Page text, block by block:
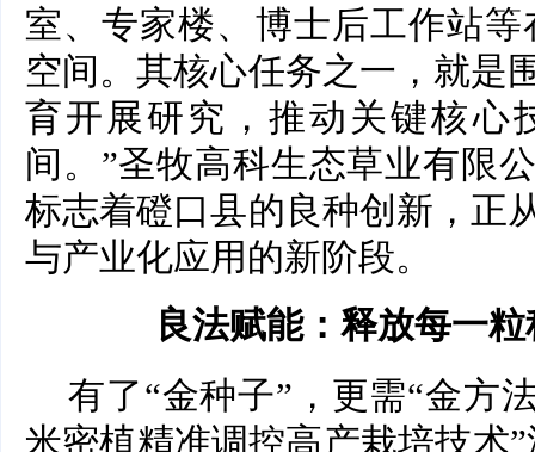
室、专家楼、博士后工作站
空间。其核心任务之一，就是
育开展研究，推动关键核心
间。”圣牧高科生态草业有限
标志着磴口县的良种创新，正
与产业化应用的新阶段。
良法赋能：释放每一
有了“金种子”，更需“金方
米密植精准调控高产栽培技术